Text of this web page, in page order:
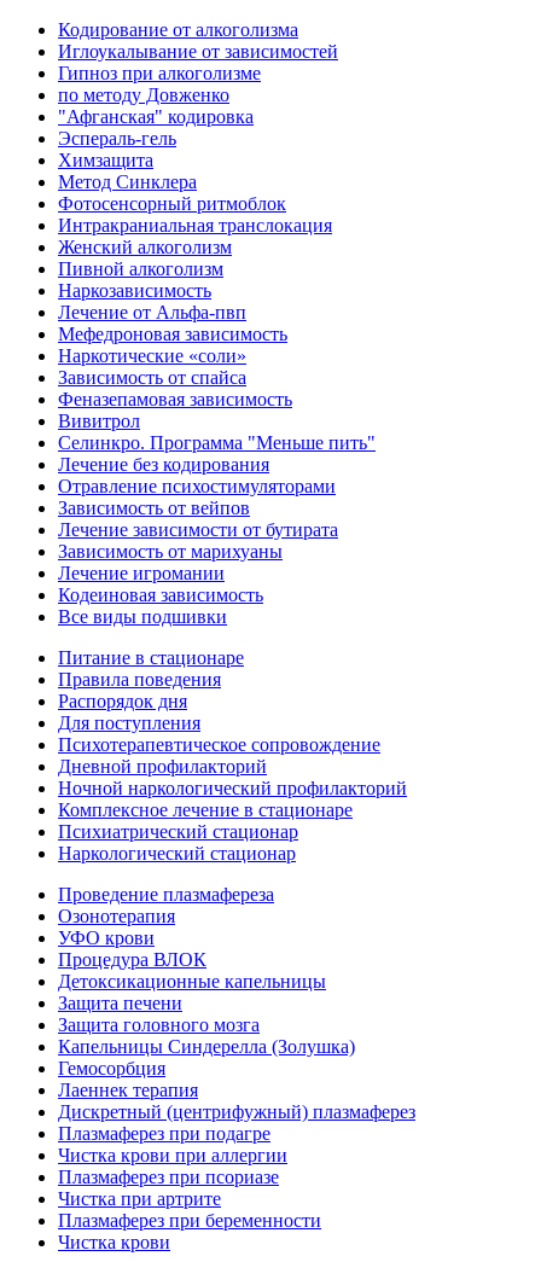
Кодирование от алкоголизма
Иглоукалывание от зависимостей
Гипноз при алкоголизме
по методу Довженко
"Афганская" кодировка
Эспераль-гель
Химзащита
Метод Синклера
Фотосенсорный ритмоблок
Интракраниальная транслокация
Женский алкоголизм
Пивной алкоголизм
Наркозависимость
Лечение от Альфа-пвп
Мефедроновая зависимость
Наркотические «соли»
Зависимость от спайса
Феназепамовая зависимость
Вивитрол
Селинкро. Программа "Меньше пить"
Лечение без кодирования
Отравление психостимуляторами
Зависимость от вейпов
Лечение зависимости от бутирата
Зависимость от марихуаны
Лечение игромании
Кодеиновая зависимость
Все виды подшивки
Питание в стационаре
Правила поведения
Распорядок дня
Для поступления
Психотерапевтическое сопровождение
Дневной профилакторий
Ночной наркологический профилакторий
Комплексное лечение в стационаре
Психиатрический стационар
Наркологический стационар
Проведение плазмафереза
Озонотерапия
УФО крови
Процедура ВЛОК
Детоксикационные капельницы
Защита печени
Защита головного мозга
Капельницы Синдерелла (Золушка)
Гемосорбция
Лаеннек терапия
Дискретный (центрифужный) плазмаферез
Плазмаферез при подагре
Чистка крови при аллергии
Плазмаферез при псориазе
Чистка при артрите
Плазмаферез при беременности
Чистка крови